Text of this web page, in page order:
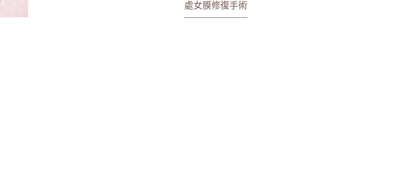
處女膜修復手術